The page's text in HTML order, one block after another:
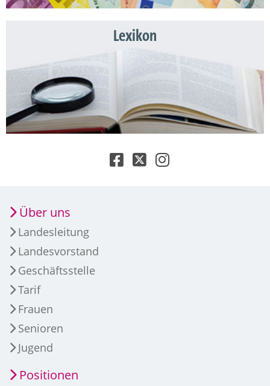
Lexikon
Über uns
Landesleitung
Landesvorstand
Geschäftsstelle
Tarif
Frauen
Senioren
Jugend
Positionen